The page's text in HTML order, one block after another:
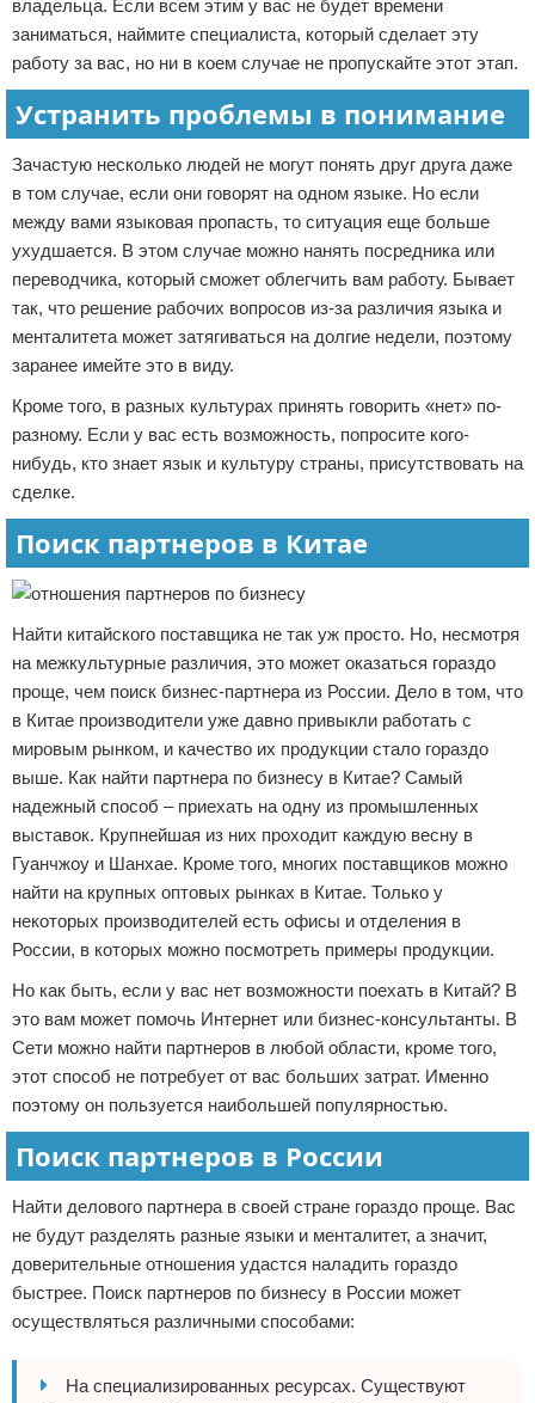
владельца. Если всем этим у вас не будет времени
заниматься, наймите специалиста, который сделает эту
работу за вас, но ни в коем случае не пропускайте этот этап.
Устранить проблемы в понимание
Зачастую несколько людей не могут понять друг друга даже
в том случае, если они говорят на одном языке. Но если
между вами языковая пропасть, то ситуация еще больше
ухудшается. В этом случае можно нанять посредника или
переводчика, который сможет облегчить вам работу. Бывает
так, что решение рабочих вопросов из-за различия языка и
менталитета может затягиваться на долгие недели, поэтому
заранее имейте это в виду.
Кроме того, в разных культурах принять говорить «нет» по-
разному. Если у вас есть возможность, попросите кого-
нибудь, кто знает язык и культуру страны, присутствовать на
сделке.
Поиск партнеров в Китае
Найти китайского поставщика не так уж просто. Но, несмотря
на межкультурные различия, это может оказаться гораздо
проще, чем поиск бизнес-партнера из России. Дело в том, что
в Китае производители уже давно привыкли работать с
мировым рынком, и качество их продукции стало гораздо
выше. Как найти партнера по бизнесу в Китае? Самый
надежный способ – приехать на одну из промышленных
выставок. Крупнейшая из них проходит каждую весну в
Гуанчжоу и Шанхае. Кроме того, многих поставщиков можно
найти на крупных оптовых рынках в Китае. Только у
некоторых производителей есть офисы и отделения в
России, в которых можно посмотреть примеры продукции.
Но как быть, если у вас нет возможности поехать в Китай? В
это вам может помочь Интернет или бизнес-консультанты. В
Сети можно найти партнеров в любой области, кроме того,
этот способ не потребует от вас больших затрат. Именно
поэтому он пользуется наибольшей популярностью.
Поиск партнеров в России
Найти делового партнера в своей стране гораздо проще. Вас
не будут разделять разные языки и менталитет, а значит,
доверительные отношения удастся наладить гораздо
быстрее. Поиск партнеров по бизнесу в России может
осуществляться различными способами:
На специализированных ресурсах. Существуют